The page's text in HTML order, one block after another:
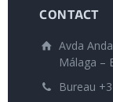
CONTACT
Avda
Málaga –
Bureau